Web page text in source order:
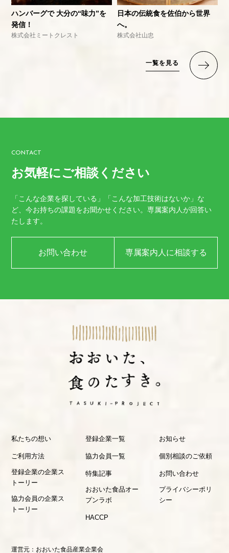
ハンバーグで 大分の“味力”を
発信！
株式会社ミートクレスト
日本の伝統食を佐伯から世界
へ。
株式会社山忠
一覧を見る
CONTACT
お気軽にご相談ください
「こんな企業を探している」「こんな加工技術はないか」な
ど、今お持ちの課題をお聞かせください。専属案内人が回答い
たします。
お問い合わせ 専属案内人に相談する
私たちの想い
ご利用方法
登録企業の企業ス
トーリー
協力会員の企業ス
トーリー
登録企業一覧
協力会員一覧
特集記事
おおいた食品オー
プンラボ
HACCP
お知らせ
個別相談のご依頼
お問い合わせ
プライバシーポリ
シー
運営元： おおいた食品産業企業会